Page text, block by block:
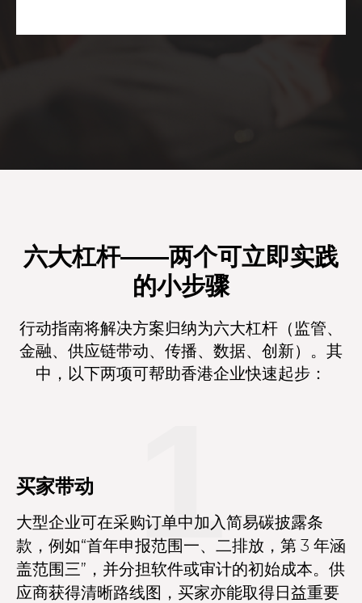
六大杠杆——两个可立即实践
的小步骤
行动指南将解决方案归纳为六大杠杆（监管、
金融、供应链带动、传播、数据、创新）。其
中，以下两项可帮助香港企业快速起步：
买家带动
大型企业可在采购订单中加入简易碳披露条
款，例如“首年申报范围一、二排放，第 3 年涵
盖范围三”，并分担软件或审计的初始成本。供
应商获得清晰路线图，买家亦能取得日益重要
1